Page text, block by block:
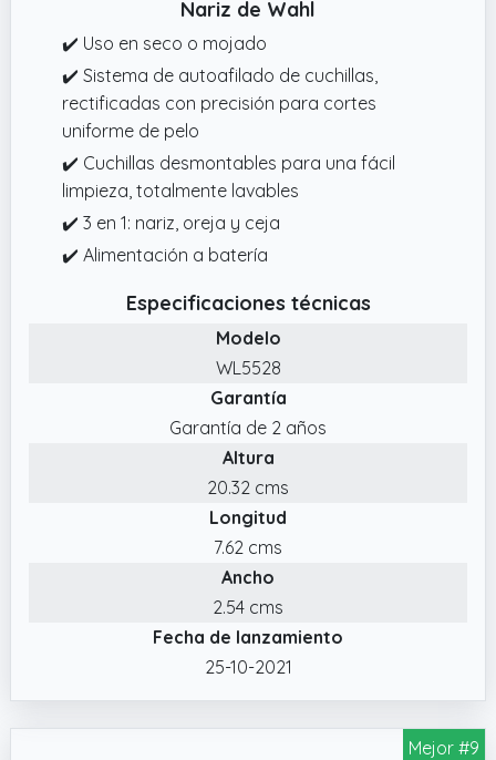
un sistema de corte rotativo de 360°, que
elimina el vello de forma eficaz sin tirones,
irritaciones ni molestias en zonas sensibles.
✔️ Accesorios Incluidos y Regalo Práctico: El
recortador de vello nasal Beanify incluye
cable de carga USBC y cabezales
intercambiables, compatible con power
bank, portátil o adaptador de pared. Su
diseño elegante lo convierte en un regalo
Nariz de Wahl
✔️ Uso en seco o mojado
✔️ Sistema de autoafilado de cuchillas,
rectificadas con precisión para cortes
uniforme de pelo
✔️ Cuchillas desmontables para una fácil
limpieza, totalmente lavables
✔️ 3 en 1: nariz, oreja y ceja
✔️ Alimentación a batería
Especificaciones técnicas
Modelo
WL5528
Garantía
Garantía de 2 años
Altura
20.32 cms
Longitud
7.62 cms
Ancho
2.54 cms
Fecha de lanzamiento
25-10-2021
Mejor #9